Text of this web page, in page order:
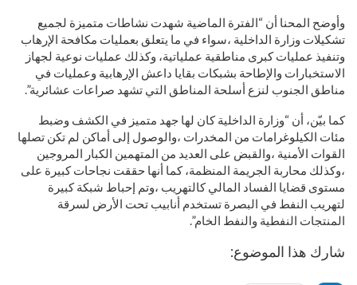
وأوضح المحنا أن “الفترة الماضية شهدت نشاطات متميزة لجميع
تشكيلات وزارة الداخلية ،سواء في ما يتعلق بعمليات مكافحة الإرهاب
وتنفيذ عمليات كبرى مناطقية عملياتية، وكذلك عمليات نوعية لجهاز
الاستخبارات والإطاحة بشبكات بقايا داعش الإرهابية وعمليات في
مناطق الجنوب لنزع أسلحة المناطق التي تشهد صراعات عشائرية”.
كما بيّن، أن “وزارة الداخلية كان لها جهد متميز في الكشف وضبط
مئات الكيلوغرامات من المخدرات ،والوصول إلى أماكن لم تكن تصلها
القوات الأمنية ،والقبض على العديد من المتهمين الكبار المروجين
،وكذلك محاربة الجريمة المنظمة، كما أنها حققت نجاحات كبيرة على
مستوى قضايا الفساد المالي كالتهريب ،وتم إحباط شبكة كبيرة
لتهريب النفط في البصرة تستخدم أنابيب تحت الأرض لسرقة
المنتجات النفطية والنفط الخام”.
شارك هذا الموضوع: